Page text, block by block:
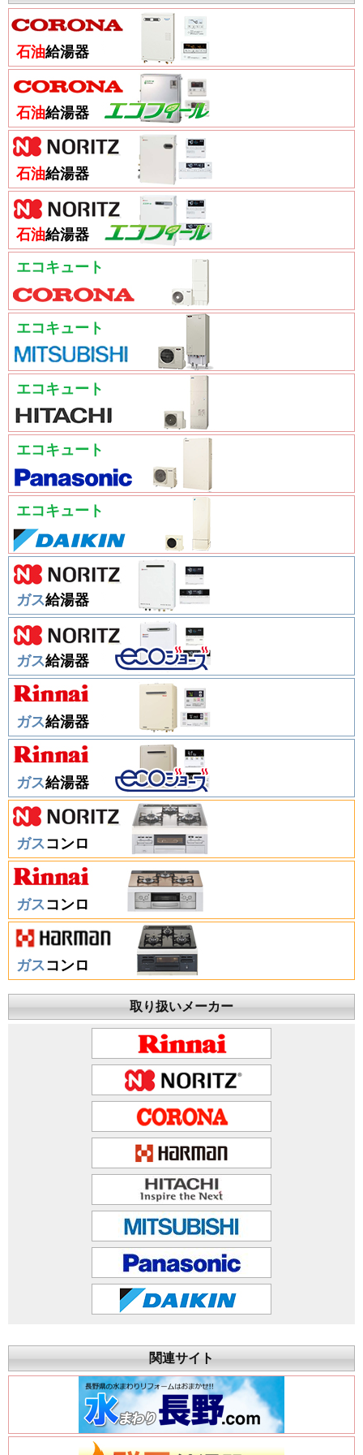
石油給湯器
石油給湯器
石油給湯器
石油給湯器
エコキュート
エコキュート
エコキュート
エコキュート
エコキュート
ガス給湯器
ガス給湯器
ガス給湯器
ガス給湯器
ガス コンロ
ガス コンロ
ガス コンロ
取り扱いメーカー
関連サイト